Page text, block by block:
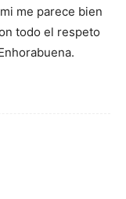
me parece bien
todo el respeto